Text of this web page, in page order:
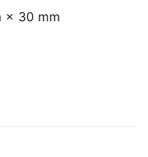
× 30 mm